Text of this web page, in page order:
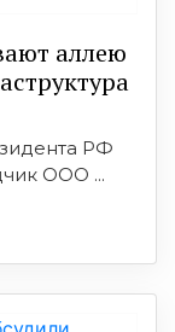
аллею
РФ
ООО ...